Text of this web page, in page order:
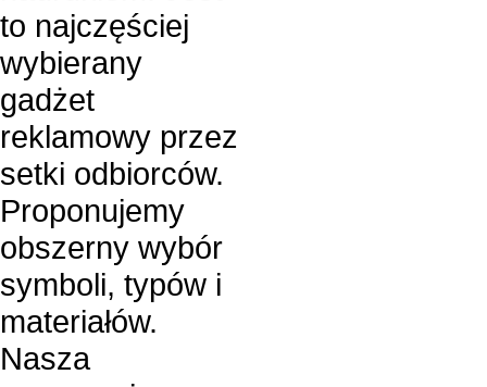
to najczęściej
wybierany
gadżet
reklamowy przez
setki odbiorców.
Proponujemy
obszerny wybór
symboli, typów i
materiałów.
Nasza